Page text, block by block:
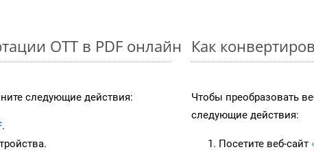
OTT в PDF онлайн
следующие действия:
.
Как
Чтобы преобразовать
следующие действия:
Посетите веб-сайт